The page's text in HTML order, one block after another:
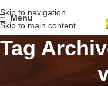
Skip to navigation
Skip to main content
Menu
Tag